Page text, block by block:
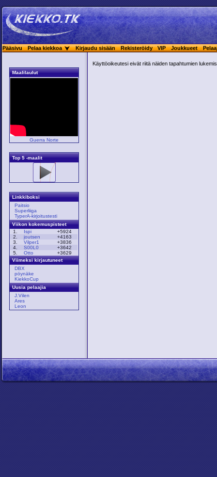
Pääsivu Pelaa kiekkoa Kirjaudu sisään Rekisteröidy VIP Joukkueet
Maalilaulut
Guerra Norte
Top 5 -maalit
Linkkiboksi
Paitsio
Superliiga
TyperA-kirjoitustesti
Viikon kokemuspisteet
1.
Ispi
+5924
2.
joutsen
+4163
3.
Vilper1
+3836
4.
S00L0
+3642
5.
Otto
+3629
Viimeksi kirjautuneet
DBX
pöynäke
KiekkoCup
Uusia pelaajia
J.Vilen
Ares
Leon
Käyttöoikeutesi eivät riitä näiden tapahtumien